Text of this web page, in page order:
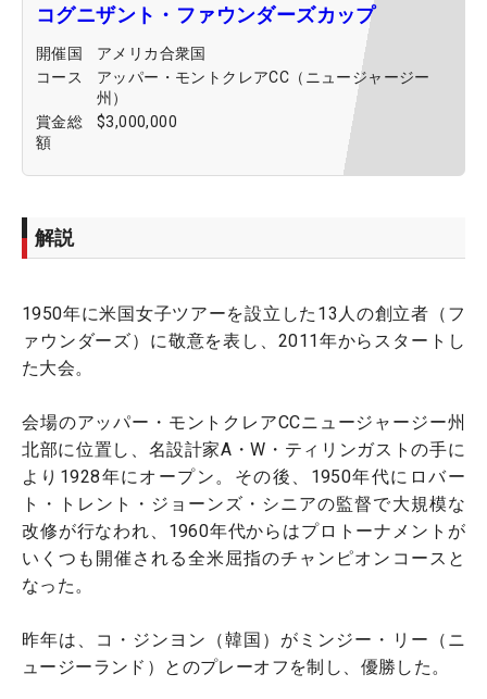
コグニザント・ファウンダーズカップ
開催国
アメリカ合衆国
コース
アッパー・モントクレアCC（ニュージャージー
州）
賞金総
額
$3,000,000
解説
1950年に米国女子ツアーを設立した13人の創立者（フ
ァウンダーズ）に敬意を表し、2011年からスタートし
た大会。
会場のアッパー・モントクレアCCニュージャージー州
北部に位置し、名設計家A・W・ティリンガストの手に
より1928年にオープン。その後、1950年代にロバー
ト・トレント・ジョーンズ・シニアの監督で大規模な
改修が行なわれ、1960年代からはプロトーナメントが
いくつも開催される全米屈指のチャンピオンコースと
なった。
昨年は、コ・ジンヨン（韓国）がミンジー・リー（ニ
ュージーランド）とのプレーオフを制し、優勝した。